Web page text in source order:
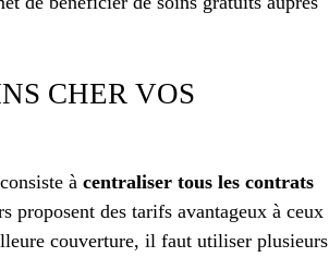
CHER VOS
à centraliser tous les contrats
proposent des tarifs avantageux à ceux
couverture, il faut utiliser plusieurs